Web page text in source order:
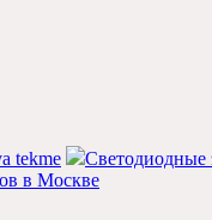
tekme
Светодиодные
в Москве